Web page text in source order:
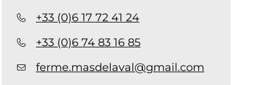
+33 (0)6 17 72 41 24
+33 (0)6 74 83 16 85
ferme.masdelaval@gmail.com